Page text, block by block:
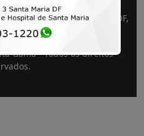
- Santa Maria e Gama - DF,
Gama - Todos os direitos